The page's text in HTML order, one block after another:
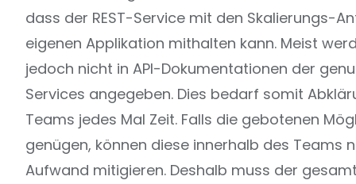
dass der REST-Service mit den Skalierungs-
eigenen Applikation mithalten kann. Meist
jedoch nicht in API-Dokumentationen der
Services angegeben. Dies bedarf somit
Teams jedes Mal Zeit. Falls die gebotenen
genügen, können diese innerhalb des Teams
Aufwand mitigieren. Deshalb muss der